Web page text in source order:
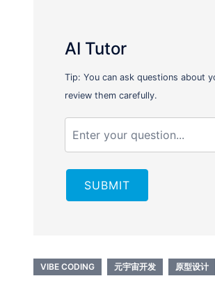
AI Tutor
Tip: You can ask questions about
review them carefully.
SUBMIT
VIBE CODING 元宇宙开发 原型设计